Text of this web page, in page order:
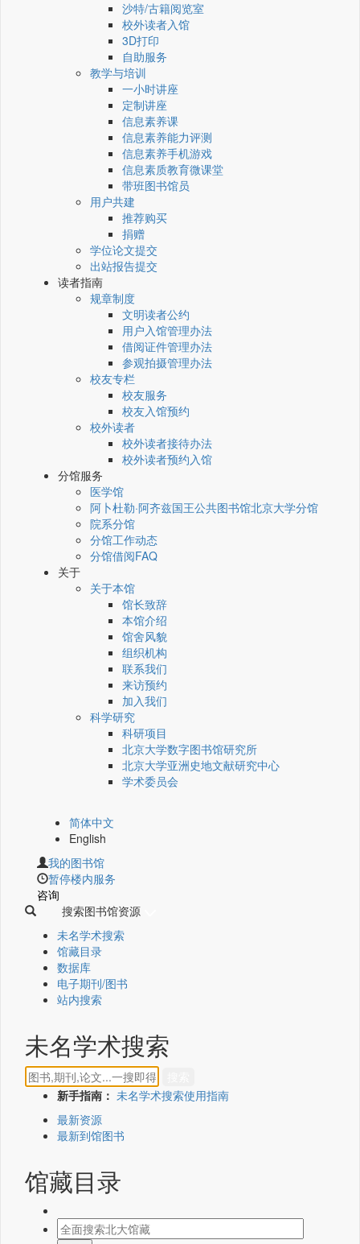
沙特/古籍阅览室
校外读者入馆
3D打印
自助服务
教学与培训
一小时讲座
定制讲座
信息素养课
信息素养能力评测
信息素养手机游戏
信息素质教育微课堂
带班图书馆员
用户共建
推荐购买
捐赠
学位论文提交
出站报告提交
读者指南
规章制度
文明读者公约
用户入馆管理办法
借阅证件管理办法
参观拍摄管理办法
校友专栏
校友服务
校友入馆预约
校外读者
校外读者接待办法
校外读者预约入馆
分馆服务
医学馆
阿卜杜勒·阿齐兹国王公共图书馆北京大学分馆
院系分馆
分馆工作动态
分馆借阅FAQ
关于
关于本馆
馆长致辞
本馆介绍
馆舍风貌
组织机构
联系我们
来访预约
加入我们
科学研究
科研项目
北京大学数字图书馆研究所
北京大学亚洲史地文献研究中心
学术委员会
简体中文
English
我的图书馆
暂停楼内服务
咨询
搜索图书馆资源
未名学术搜索
馆藏目录
数据库
电子期刊/图书
站内搜索
未名学术搜索
新手指南： 未名学术搜索使用指南
最新资源
最新到馆图书
馆藏目录